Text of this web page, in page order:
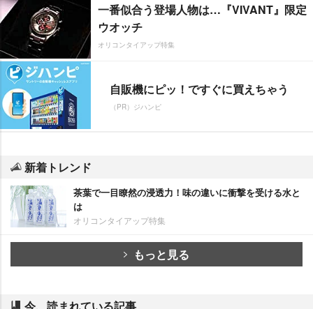
一番似合う登場人物は…『VIVANT』限定
ウオッチ
オリコンタイアップ特集
自販機にピッ！ですぐに買えちゃう
（PR）ジハンピ
新着トレンド
茶葉で一目瞭然の浸透力！味の違いに衝撃を受ける水と
は
オリコンタイアップ特集
もっと見る
今、読まれている記事